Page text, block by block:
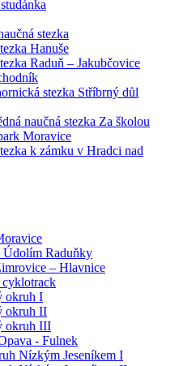
stezka
Hanuše
Raduň – Jakubčovice
stezka Stříbrný důl
naučná stezka Za školou
Moravice
k zámku v Hradci nad
Údolím Raduňky
– Hlavnice
cyklotrack
okruh I
okruh II
okruh III
- Fulnek
Nízkým Jeseníkem I